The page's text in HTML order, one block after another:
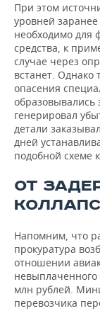
При этом
уровней
необходимо для
средства, к
случае через
встанет. Однако
опасения
образовывались
генерировал
детали
дней
подобной схеме
ОТ
Напомним, что
прокуратура
отношении
невыплаченного
млн рублей.
перевозчика